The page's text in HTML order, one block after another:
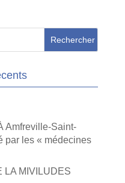
Amfreville-Saint-
par les « médecines
LA MIVILUDES